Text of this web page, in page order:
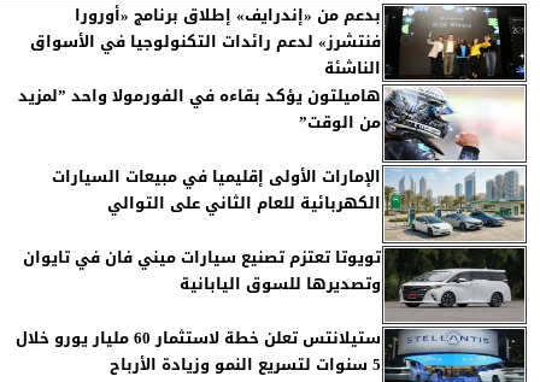
بدعم من «إندرايف» إطلاق برنامج «أورورا
فنتشرز» لدعم رائدات التكنولوجيا في الأسواق
الناشئة
هاميلتون يؤكد بقاءه في الفورمولا واحد ”لمزيد
من الوقت”
الإمارات الأولى إقليميا في مبيعات السيارات
الكهربائية للعام الثاني على التوالي
تويوتا تعتزم تصنيع سيارات ميني فان في تايوان
وتصديرها للسوق اليابانية
ستيلانتس تعلن خطة لاستثمار 60 مليار يورو خلال
5 سنوات لتسريع النمو وزيادة الأرباح